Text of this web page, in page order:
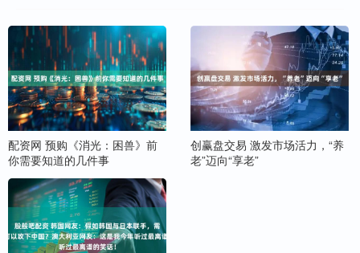
配资网 预购《消光：困兽》前
你需要知道的几件事
创赢盘交易 激发市场活力，“养
老”迈向“享老”